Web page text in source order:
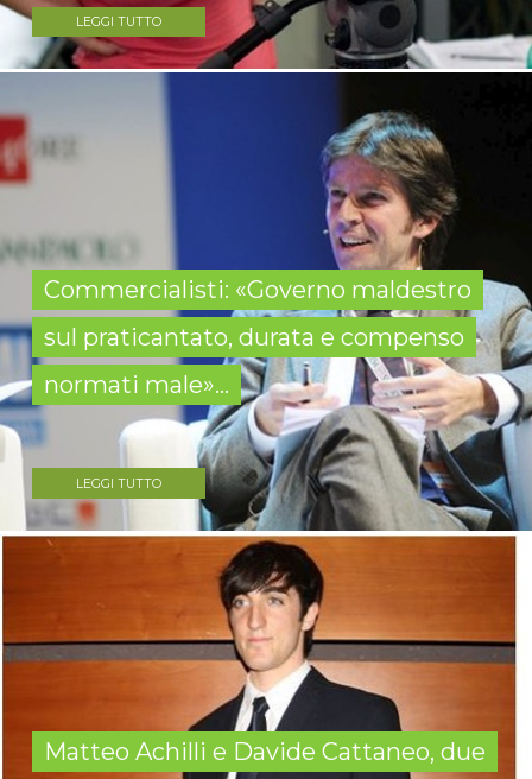
LEGGI TUTTO
Commercialisti: «Governo maldestro
sul praticantato, durata e compenso
normati male»...
LEGGI TUTTO
Matteo Achilli e Davide Cattaneo, due